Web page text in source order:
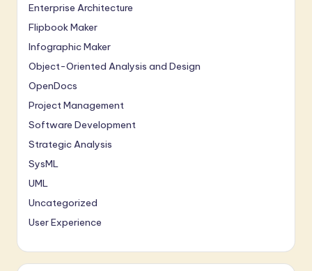
Enterprise Architecture
Flipbook Maker
Infographic Maker
Object-Oriented Analysis and Design
OpenDocs
Project Management
Software Development
Strategic Analysis
SysML
UML
Uncategorized
User Experience